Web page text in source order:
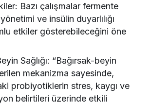
Bazı çalışmalar fermente
ve insülin duyarlılığı
etkiler gösterebileceğini öne
Sağlığı: “Bağırsak-beyin
mekanizma sayesinde,
probiyotiklerin stres, kaygı ve
belirtileri üzerinde etkili